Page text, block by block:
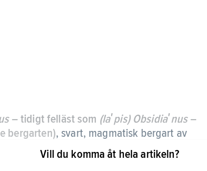
– tidigt felläst som (laʹpis) Obsidiaʹnus–
bergarten), svart, magmatisk bergart av
Vill du komma åt hela artikeln?